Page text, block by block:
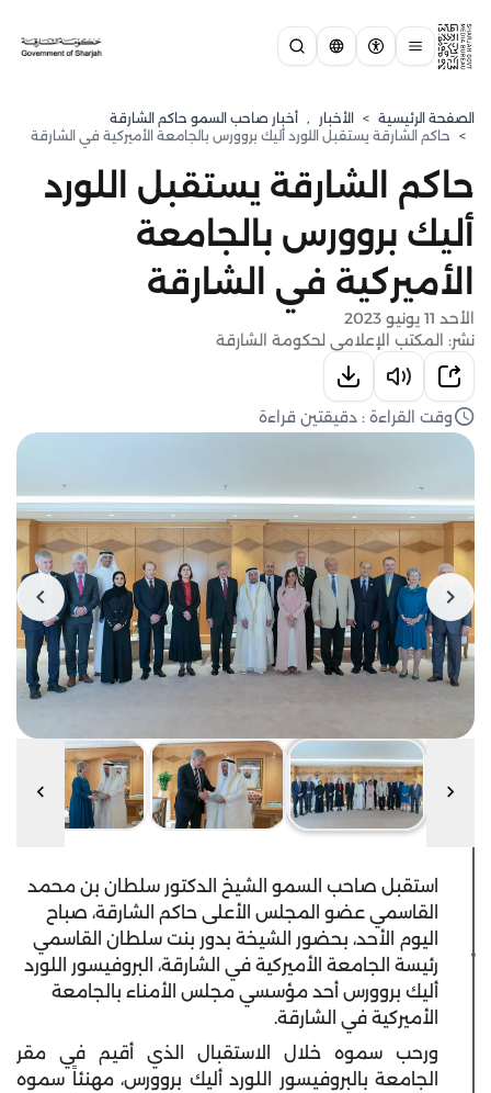
الصفحة الرئيسية > الأخبار , أخبار صاحب السمو حاكم الشارقة
> حاكم الشارقة يستقبل اللورد أليك بروورس بالجامعة الأميركية في الشارقة
حاكم الشارقة يستقبل اللورد
أليك بروورس بالجامعة
الأميركية في الشارقة
الأحد 11 يونيو 2023
نشر: المكتب الإعلامي لحكومة الشارقة
وقت القراءة : دقيقتين قراءة
استقبل صاحب السمو الشيخ الدكتور سلطان بن محمد
القاسمي عضو المجلس الأعلى حاكم الشارقة، صباح
اليوم الأحد، بحضور الشيخة بدور بنت سلطان القاسمي
رئيسة الجامعة الأميركية في الشارقة، البروفيسور اللورد
أليك بروورس أحد مؤسسي مجلس الأمناء بالجامعة
الأميركية في الشارقة.
ورحب سموه خلال الاستقبال الذي أقيم في مقر
الجامعة بالبروفيسور اللورد أليك بروورس، مهنئاً سموه